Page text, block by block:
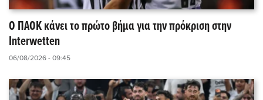
Ο ΠΑΟΚ κάνει το πρώτο βήμα για την πρόκριση στην
Interwetten
06/08/2026 - 09:45